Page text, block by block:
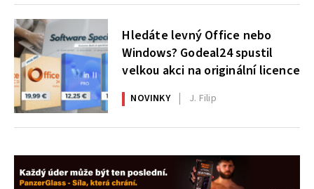
Hledáte levný Office nebo
Windows? Godeal24 spustil
velkou akci na originální licence
NOVINKY J. Filip